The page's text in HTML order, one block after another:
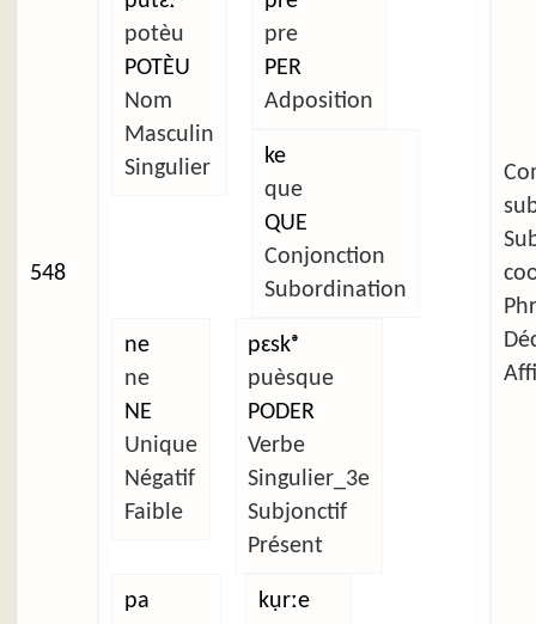
548
potèu
POTÈU
Nom
Masculin
Singulier
pre
PER
Adposition
ke
que
QUE
Conjonction
Subordination
ne
ne
NE
Unique
Négatif
Faible
pɛskᵊ
puèsque
PODER
Verbe
Singulier_3e
Subjonctif
Présent
pa
kụrːe